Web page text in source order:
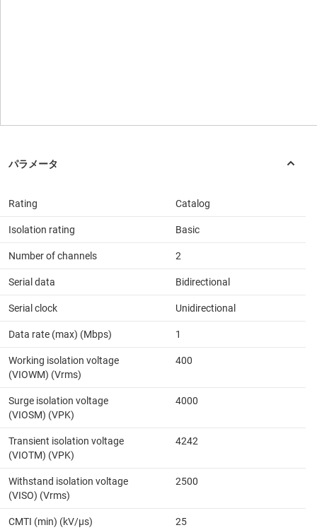
Rating Catalog
Isolation rating Basic
Number of channels 2
Serial data Bidirectional
Serial clock Unidirectional
Data rate (max) (Mbps) 1
Working isolation voltage
(VIOWM) (Vrms)
400
Surge isolation voltage
(VIOSM) (VPK)
4000
Transient isolation voltage
(VIOTM) (VPK)
4242
Withstand isolation voltage
(VISO) (Vrms)
2500
CMTI (min) (kV/µs) 25